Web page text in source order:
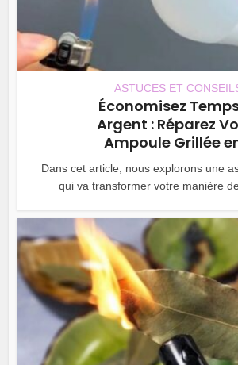
ASTUCES ET
Économisez
Argent : Réparez
Ampoule Grillée
Dans cet article, nous explorons une
qui va transformer votre manière de